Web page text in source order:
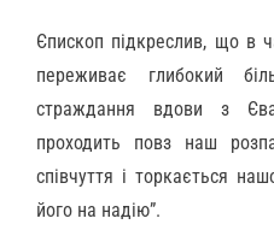
Єпископ підкреслив, що в
переживає глибокий
страждання вдови з
проходить повз наш
співчуття і торкається
його на надію”.